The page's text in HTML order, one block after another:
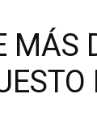
MÁS